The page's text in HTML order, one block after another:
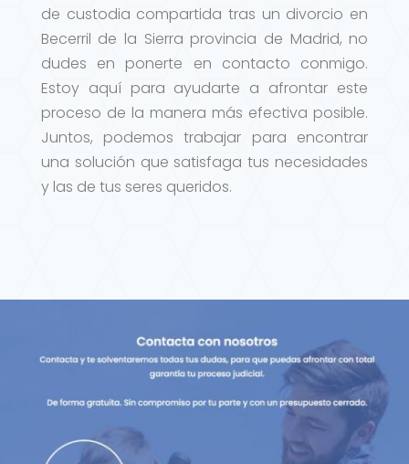
de custodia compartida tras un divorcio en
Becerril de la Sierra provincia de Madrid, no
dudes en ponerte en contacto conmigo.
Estoy aquí para ayudarte a afrontar este
proceso de la manera más efectiva posible.
Juntos, podemos trabajar para encontrar
una solución que satisfaga tus necesidades
y las de tus seres queridos.